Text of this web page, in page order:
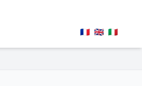
🇫🇷 🇬🇧 🇮🇹